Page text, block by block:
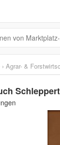
› Agrar- &